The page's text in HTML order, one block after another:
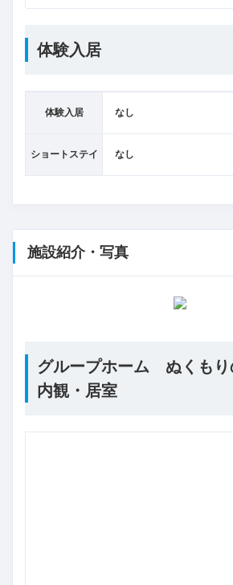
体験入居
体験入居 なし
ショートステイ なし
施設紹介・写真
グループホーム ぬくもり
内観・居室